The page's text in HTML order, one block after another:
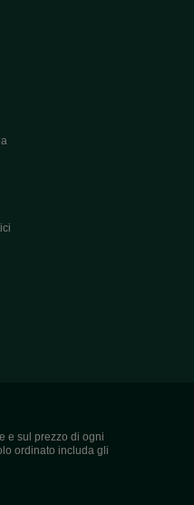
e sul prezzo di ogni
ordinato includa gli